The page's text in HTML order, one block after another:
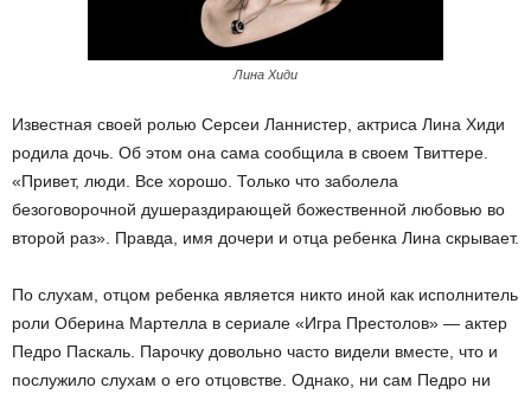
Лина Хиди
Известная своей ролью Серсеи Ланнистер, актриса Лина Хиди
родила дочь. Об этом она сама сообщила в своем Твиттере.
«Привет, люди. Все хорошо. Только что заболела
безоговорочной душераздирающей божественной любовью во
второй раз». Правда, имя дочери и отца ребенка Лина скрывает.
По слухам, отцом ребенка является никто иной как исполнитель
роли Оберина Мартелла в сериале «Игра Престолов» — актер
Педро Паскаль. Парочку довольно часто видели вместе, что и
послужило слухам о его отцовстве. Однако, ни сам Педро ни